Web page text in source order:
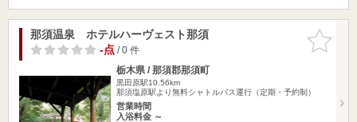
お気に入
りに追加
那須温泉 ホテルハーヴェスト那須
-点/ 0 件
栃木県 / 那須郡那須町
黒田原駅10.56km
那須塩原駅より無料シャトルバス運行（定期・予約制）
営業時間
入浴料金 ～